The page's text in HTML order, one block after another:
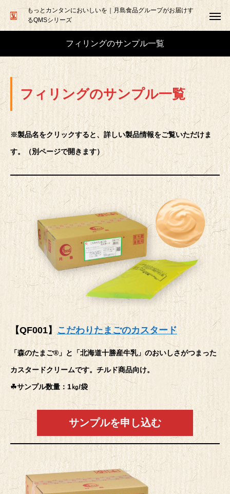
もっとカンタンにおいしいを｜月島食品グループがお届けす
るQMSシリーズ
フィリングのサンプル一覧
フィリングのサンプル一覧
※製品名をクリックすると、詳しい製品情報をご覧いただけま
す。（別ページで開きます）
【QF001】 こだわりたまごのカスタード
「森のたまご®」と「北海道十勝産牛乳」のおいしさがつまった
カスタードクリームです。チルド商品向け。
☘サンプル数量：1㎏/袋
サンプルを申し込む